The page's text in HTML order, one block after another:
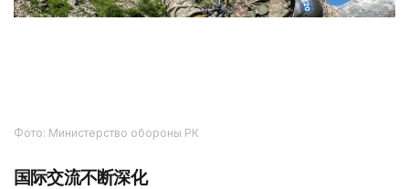
Фото: Министерство обороны РК
国际交流不断深化